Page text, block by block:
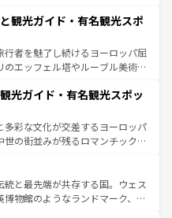
報はコンテンツ一覧を参照してほ
情熱的なフラメンコ、熱気あふ
タパスが生活の一部となってい
練された雰囲気や、バルセロナの
地方では古代ローマ遺跡や中世
気候が異なるスペインはその個
ほしい。
観光ガイド・有名観光スポ
行者を魅了し続けるヨーロッパ屈
エッフェル塔やルーブル美術館
いる。華麗な宮殿、歴史的な大
て豊かな自然が、訪れる者を心
ランスは美食の国としても知ら
スコ無形文化遺産にも登録されて
、多彩な楽しみ方が可能だ。さ
も魅力が溢れており、どの街角に
いている。パリ以外の個性あふ
光ガイド・有名観光スポッ
多彩な文化が交差するヨーロッパ
世の街並みが残るロマンチック街
歩いても飽きることがない。ベ
イエルン州のアルプスの絶景、そ
ン畑といった風景は必見。ビール
統と最先端が共存する国。ウェス
博物館のようなランドマーク、歴